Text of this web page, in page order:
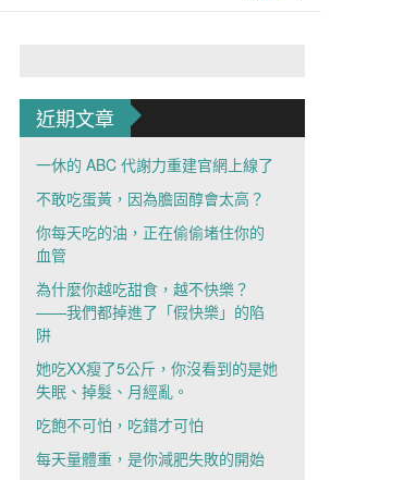
近期文章
一休的 ABC 代謝力重建官網上線了
不敢吃蛋黃，因為膽固醇會太高？
你每天吃的油，正在偷偷堵住你的
血管
為什麼你越吃甜食，越不快樂？
——我們都掉進了「假快樂」的陷
阱
她吃XX瘦了5公斤，你沒看到的是她
失眠、掉髮、月經亂。
吃飽不可怕，吃錯才可怕
每天量體重，是你減肥失敗的開始